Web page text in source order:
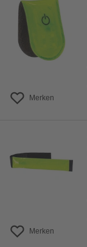
Merken
Merken